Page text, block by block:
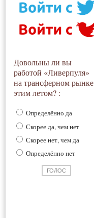
Довольны ли вы
работой «Ливерпуля»
на трансферном рынке
этим летом? :
Определённо да
Скорее да, чем нет
Скорее нет, чем да
Определённо нет